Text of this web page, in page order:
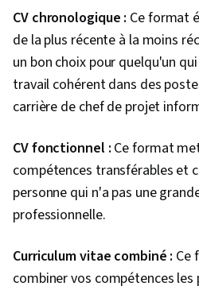
CV chronologique : Ce format
de la plus récente à la moins
un bon choix pour quelqu'un
travail cohérent dans des
carrière de chef de projet
CV fonctionnel : Ce format
compétences transférables et
personne qui n'a pas une
professionnelle.
Curriculum vitae combiné : Ce
combiner vos compétences